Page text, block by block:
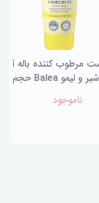
مرطوب کننده باله آ
حاوی شیر و لیمو Balea حجم
ناموجود